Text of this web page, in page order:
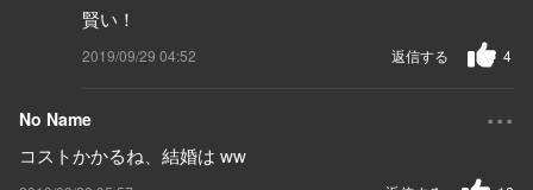
賢い！
2019/09/29 04:52 4
返信する
No Name ...
コストかかるね、結婚は ww